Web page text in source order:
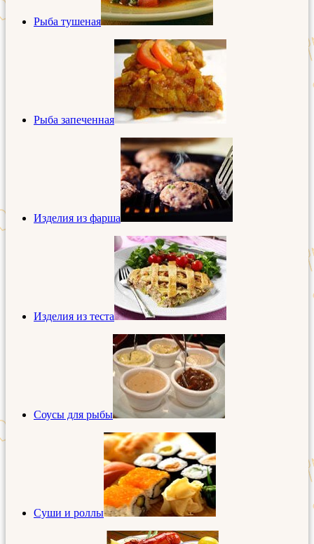
Рыба тушеная
Рыба запеченная
Изделия из фарша
Изделия из теста
Соусы для рыбы
Суши и роллы